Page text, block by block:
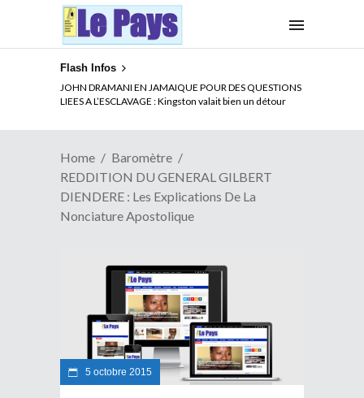
Flash Infos
ELECTION DE TALON A LA TETE DU SENAT BENINOIS :
Quand Patrice quitte le pouvoir sans partir !
Home
Baromètre
REDDITION DU GENERAL GILBERT
DIENDERE : Les Explications De La
Nonciature Apostolique
5 octobre 2015